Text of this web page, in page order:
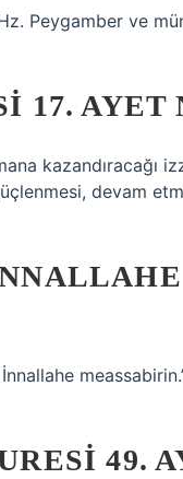
Peygamber ve
17.
devam
İnnallahe
49.